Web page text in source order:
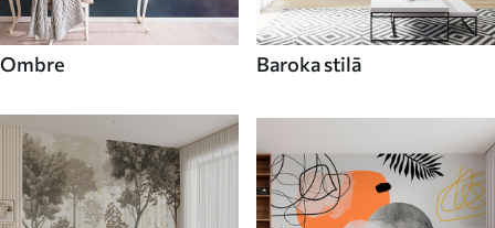
Ombre Baroka stilā